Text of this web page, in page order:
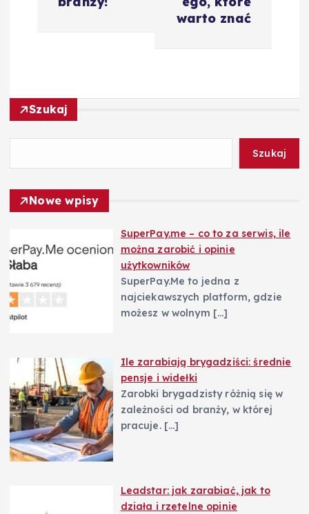
a
w
p
i
u
warto znać
Szukaj
Szukaj
Nowe wpisy
SuperPay.me – co to za serwis, ile
można zarobić i opinie
użytkowników
SuperPay.Me to jedna z
najciekawszych platform, gdzie
możesz w wolnym […]
Ile zarabiają brygadziści: średnie
pensje i widełki
Zarobki brygadzisty różnią się w
zależności od branży, w której
pracuje. […]
Leadstar: jak zarabiać, jak to
działa i rzetelne opinie